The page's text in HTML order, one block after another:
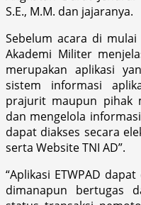
S.E., M.M. dan jajaranya.
Sebelum acara di
Akademi Militer
merupakan aplikasi
sistem informasi
prajurit maupun pihak
dan mengelola
dapat diakses secara
serta Website TNI AD”.
“Aplikasi ETWPAD
dimanapun bertugas